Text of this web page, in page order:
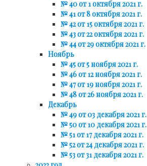
№ 40 от 1 октября 2021 г.
№ 41 от 8 октября 2021 г.
№ 42 от 15 октября 2021 г.
№ 43 от 22 октября 2021 г.
№ 44 от 29 октября 2021 г.
Ноябрь
№ 45 от 5 ноября 2021 г.
№ 46 от 12 ноября 2021 г.
№ 47 от 19 ноября 2021 г.
№ 48 от 26 ноября 2021 г.
Декабрь
№ 49 от 03 декабря 2021 г.
№ 50 от 10 декабря 2021 г.
№ 51 от 17 декабря 2021 г.
№ 52 от 24 декабря 2021 г.
№ 53 от 31 декабря 2021 г.